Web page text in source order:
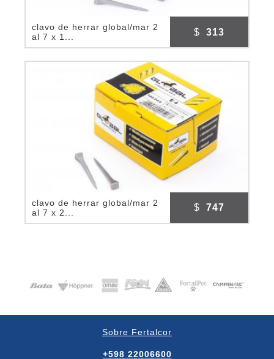
clavo de herrar global/mar 2
al 7 x 1...
$ 313
clavo de herrar global/mar 2
al 7 x 2...
$ 747
Sobre Fertalcor
+598 22006600